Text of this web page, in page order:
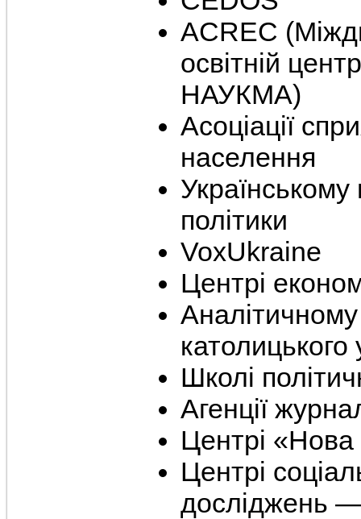
ACREC
освітній
НАУКМА)
Асоціації
населення
Українському
політики
VoxUkraine
Центрі
Аналітичному
католицького
Школі
Агенції
Центрі
Центрі
досліджень